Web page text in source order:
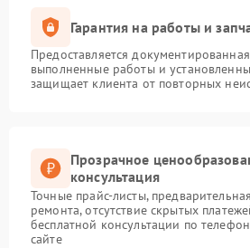
Гарантия на работы и
Предоставляется
выполненные работы и
защищает клиента от повторных
Прозрачное
консультация
Точные прайс-листы,
ремонта, отсутствие скрытых
бесплатной консультации по
сайте